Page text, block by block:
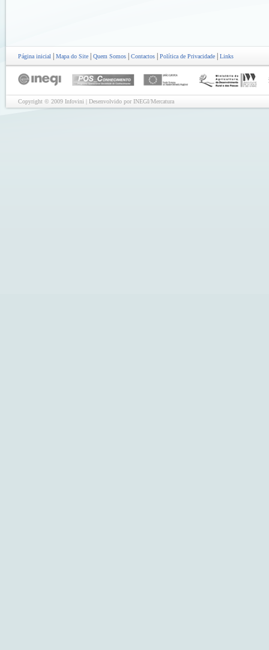
Página inicial Mapa do Site Quem Somos Contactos Política de Privacidade Links
Copyright © 2009 Infovini | Desenvolvido por INEGI/Mercatura